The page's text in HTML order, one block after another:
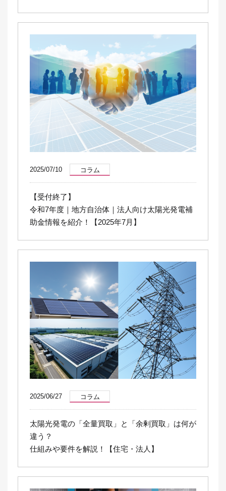
2025/07/10 コラム
【受付終了】
令和7年度｜地方自治体｜法人向け太陽光発電補
助金情報を紹介！【2025年7月】
2025/06/27 コラム
太陽光発電の「全量買取」と「余剰買取」は何が
違う？
仕組みや要件を解説！【住宅・法人】